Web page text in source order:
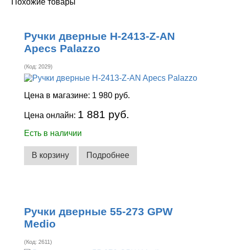
Ручки дверные H-2413-Z-AN
Apecs Palazzo
(Код:2029)
Цена в магазине: 1 980 руб.
Цена онлайн: 1 881 руб.
Есть в наличии
В корзину Подробнее
Ручки дверные 55-273 GPW
Medio
(Код:2611)